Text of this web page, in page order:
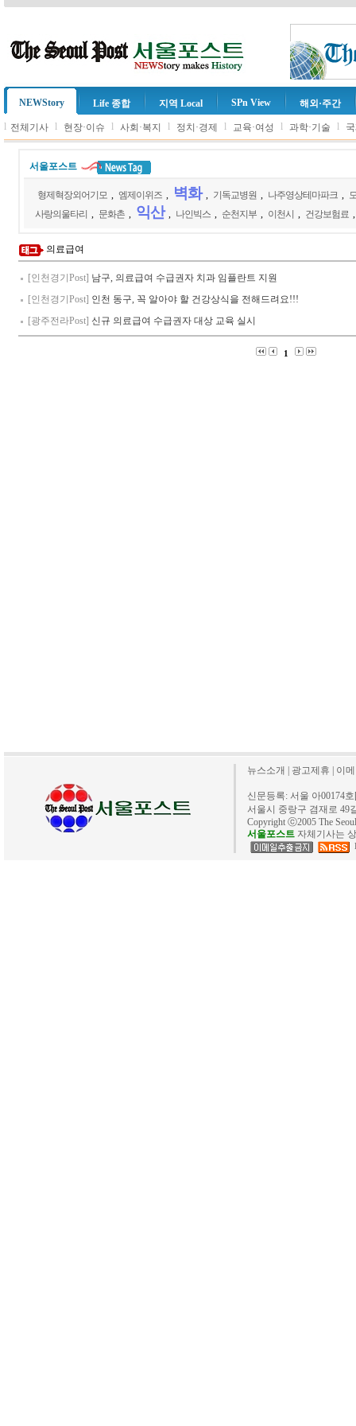
NEWStory Life 종합 지역 Local SPn View 해외·주간
l 전체기사 l 현장·이슈 l 사회·복지 l 정치·경제 l 교육·여성 l 과학·기술 l
서울포스트
형제혁장외어기모 엠제이위즈 벽화 기독교병원 나주영상테마파크
사랑의울타리
문화촌 익산 나인빅스 순천지부 이천시 건강보험료
의료급여
[인천경기Post] 남구, 의료급여 수급권자 치과 임플란트 지원
[인천경기Post] 인천 동구, 꼭 알아야 할 건강상식을 전해드려요!!!
[광주전라Post] 신규 의료급여 수급권자 대상 교육 실시
1
뉴스소개 광고제휴 이
신문등록: 서울 아00174
서울시 중랑구 겸재로 49
Copyright ⓒ2005 The
서울포스트 자체기사는